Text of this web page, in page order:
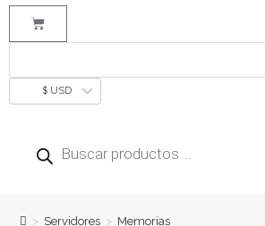
$ USD
> Servidores > Memorias